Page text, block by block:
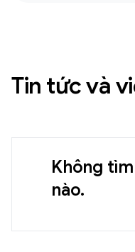
Tin tức và
Không
nào.